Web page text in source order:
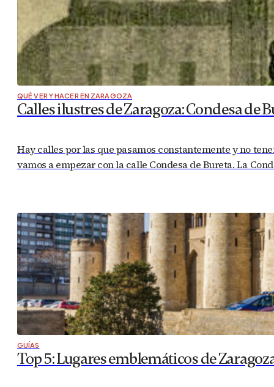
QUÉ VER Y HACER EN ZARAGOZA
Calles ilustres de Zaragoza: Condesa de
Hay calles por las que pasamos constantemente y no
vamos a empezar con la calle Condesa de Bureta. La
GUÍAS
Top 5: Lugares emblemáticos de